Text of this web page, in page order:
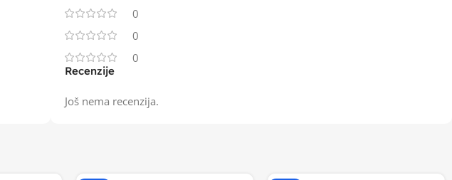
0
0
0
Recenzije
Još nema recenzija.